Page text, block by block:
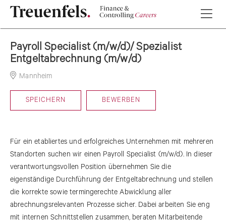
Payroll Specialist (m/w/d)/ Spezialist
Entgeltabrechnung (m/w/d)
Mannheim
SPEICHERN BEWERBEN
Für ein etabliertes und erfolgreiches Unternehmen mit mehreren
Standorten suchen wir einen Payroll Specialist (m/w/d). In dieser
verantwortungsvollen Position übernehmen Sie die
eigenständige Durchführung der Entgeltabrechnung und stellen
die korrekte sowie termingerechte Abwicklung aller
abrechnungsrelevanten Prozesse sicher. Dabei arbeiten Sie eng
mit internen Schnittstellen zusammen, beraten Mitarbeitende